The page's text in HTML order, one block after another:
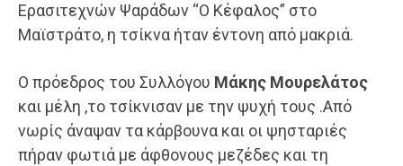
Ερασιτεχνών Ψαράδων “Ο Κέφαλος” στο
Μαϊστράτο, η τσίκνα ήταν έντονη από μακριά.
Ο πρόεδρος του Συλλόγου Μάκης Μουρελάτος
και μέλη ,το τσίκνισαν με την ψυχή τους .Από
νωρίς άναψαν τα κάρβουνα και οι ψησταριές
πήραν φωτιά με άφθονους μεζέδες και τη